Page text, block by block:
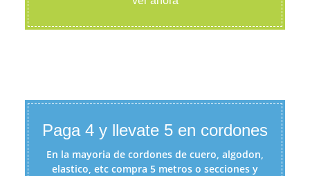
Paga 4 y llevate 5 en cordones
En la mayoria de cordones de cuero, algodon,
elastico, etc compra 5 metros o secciones y